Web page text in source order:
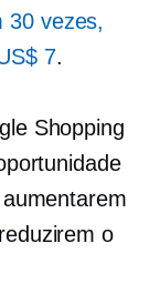
30 vezes,
7.
Shopping
o